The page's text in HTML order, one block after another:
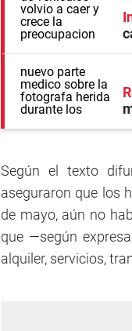
Según el texto
aseguraron que los
de mayo, aún no
que —según
alquiler, servicios,